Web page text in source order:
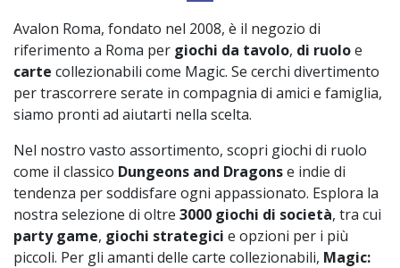
Avalon Roma, fondato nel 2008, è il negozio di
riferimento a Roma per giochi da tavolo, di ruoloe
carte collezionabili come Magic. Se cerchi divertimento
per trascorrere serate in compagnia di amici e famiglia,
siamo pronti ad aiutarti nella scelta.
Nel nostro vasto assortimento, scopri giochi di ruolo
come il classico Dungeons and Dragonse indie di
tendenza per soddisfare ogni appassionato. Esplora la
nostra selezione di oltre 3000 giochi di società, tra cui
party game, giochi strategici e opzioni per i più
piccoli. Per gli amanti delle carte collezionabili, Magic: